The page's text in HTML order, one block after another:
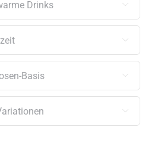



